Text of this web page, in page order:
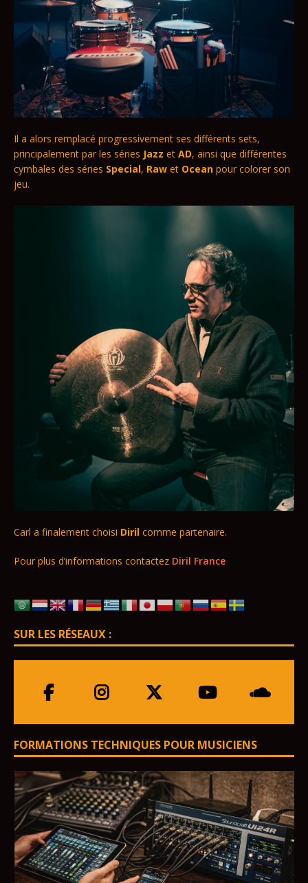
Il a alors remplacé progressivement ses différents sets,
principalement par les séries Jazz et AD, ainsi que différentes
cymbales des séries Special, Raw et Ocean pour colorer son
jeu.
Carl a finalement choisi Diril comme partenaire.
Pour plus d’informations contactez Diril France
SUR LES RÉSEAUX :
FORMATIONS TECHNIQUES POUR MUSICIENS